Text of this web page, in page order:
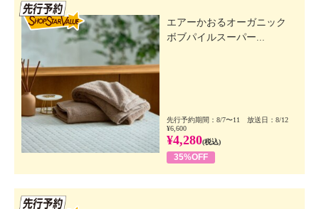
エアーかおるオーガニック
ボブパイルスーパー...
先行予約期間：8/7〜11 放送日：8/12
¥6,600
¥4,280(税込)
35%OFF